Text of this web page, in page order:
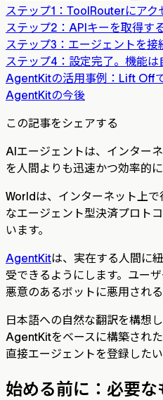
ステップ1：ToolRouterにアク
ステップ2：APIキーを取得す
ステップ3：エージェントを接
ステップ4：設定完了。機能
AgentKitの活用事例：Lift Off
AgentKitの今後
この記事をシェアする
AIエージェントは、インター
を人間よりも迅速かつ効率的
Worldは、インターネット上
なエージェント型決済プロト
います。
AgentKitは、実在する人間に
受できるようにします。ユー
悪意のあるボットに悪用され
日本語への自然な翻訳を構想
AgentKitをベースに構築され
直接エージェントを登録したい
始める前に：必要な